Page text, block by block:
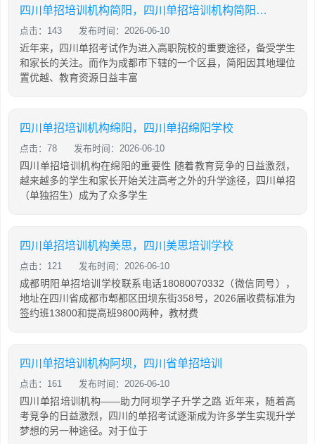
四川单招培训机构简阳，四川单招培训机构简阳地址
点击：143 发布时间：2026-06-10
近年来，四川单招考试作为进入高职院校的重要途径，备受学生
和家长的关注。而作为成都市下辖的一个区县，简阳因其地理位
置优越、教育资源日益丰富
四川单招培训机构绵阳，四川单招绵阳学校
点击：78 发布时间：2026-06-10
四川单招培训机构在绵阳的重要性 随着教育竞争的日益激烈，
越来越多的学生和家长开始关注高考之外的升学途径，四川单招
（单独招生）成为了众多学生
四川单招培训机构美思，四川美思培训学校
点击：121 发布时间：2026-06-10
成都明阳单招培训学校联系电话18080070332（微信同号），
地址在四川省成都市郫都区田坝东街358号，2026届收费标准为
签约班13800和提高班9800两种，教材费
四川单招培训机构阿坝，四川省单招培训
点击：161 发布时间：2026-06-10
四川单招培训机构——助力阿坝学子升学之路 近年来，随着高
考竞争的日益激烈，四川的单招考试逐渐成为许多学生实现升学
梦想的另一种途径。对于位于